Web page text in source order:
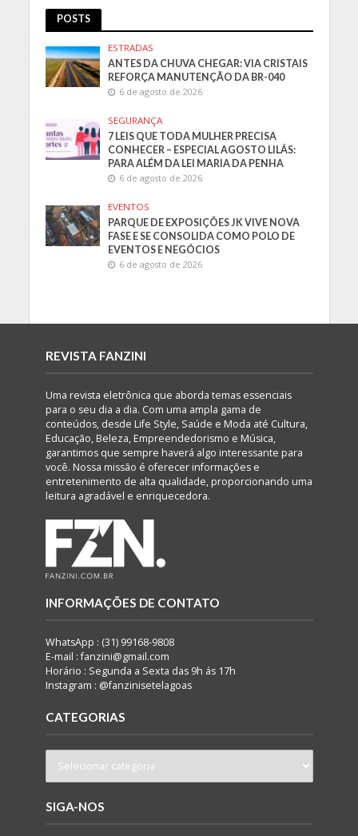
POSTS
ESTRADAS
ANTES DA CHUVA CHEGAR: VIA CRISTAIS
REFORÇA MANUTENÇÃO DA BR-040
6 de agosto de 2026
SEGURANÇA
7 LEIS QUE TODA MULHER PRECISA
CONHECER – ESPECIAL AGOSTO LILÁS:
PARA ALÉM DA LEI MARIA DA PENHA
6 de agosto de 2026
EVENTOS
PARQUE DE EXPOSIÇÕES JK VIVE NOVA
FASE E SE CONSOLIDA COMO POLO DE
EVENTOS E NEGÓCIOS
6 de agosto de 2026
REVISTA FANZINI
Uma revista eletrônica que aborda temas essenciais
para o seu dia a dia. Com uma ampla gama de
conteúdos, desde Life Style, Saúde e Moda até Cultura,
Educação, Beleza, Empreendedorismo e Música,
garantimos que sempre haverá algo interessante para
você. Nossa missão é oferecer informações e
entretenimento de alta qualidade, proporcionando uma
leitura agradável e enriquecedora.
INFORMAÇÕES DE CONTATO
WhatsApp : (31) 99168-9808
E-mail : fanzini@gmail.com
Horário : Segunda a Sexta das 9h ás 17h
Instagram : @fanzinisetelagoas
CATEGORIAS
SIGA-NOS